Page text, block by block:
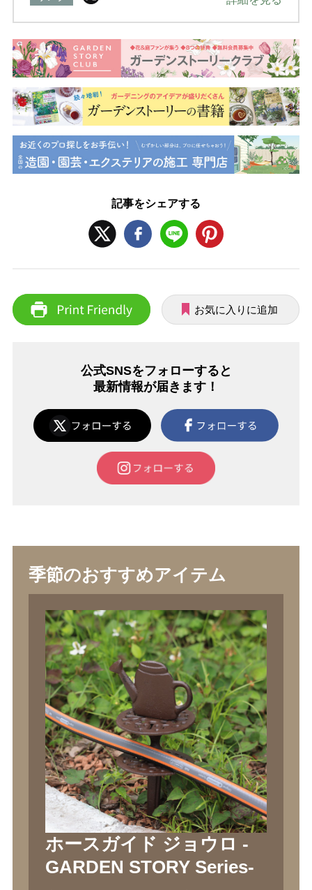
記事をシェアする
お気に入りに追加
公式SNSをフォローすると
最新情報が届きます！
季節のおすすめアイテム
ホースガイド ジョウロ -
GARDEN STORY Series-